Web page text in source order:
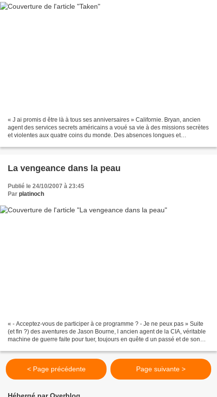
« J ai promis d être là à tous ses anniversaires » Californie. Bryan, ancien
agent des services secrets américains a voué sa vie à des missions secrètes
et violentes aux quatre coins du monde. Des absences longues et
La vengeance dans la peau
Publié le 24/10/2007 à 23:45
Par platinoch
« - Acceptez-vous de participer à ce programme ? - Je ne peux pas » Suite
(et fin ?) des aventures de Jason Bourne, l ancien agent de la CIA, véritable
machine de guerre faite pour tuer, toujours en quête d un passé et de son
< Page précédente Page suivante >